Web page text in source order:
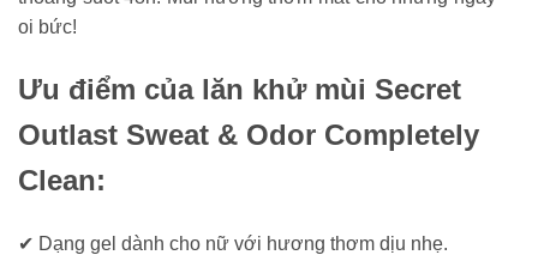
oi bức!
Ưu điểm của lăn khử mùi Secret
Outlast Sweat & Odor Completely
Clean:
✔ Dạng gel dành cho nữ với hương thơm dịu nhẹ.